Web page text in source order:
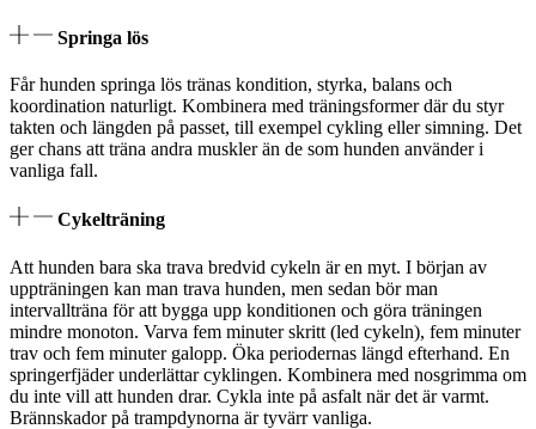
Springa lös
Får hunden springa lös tränas kondition, styrka, balans och
koordination naturligt. Kombinera med träningsformer där du styr
takten och längden på passet, till exempel cykling eller simning. Det
ger chans att träna andra muskler än de som hunden använder i
vanliga fall.
Cykelträning
Att hunden bara ska trava bredvid cykeln är en myt. I början av
uppträningen kan man trava hunden, men sedan bör man
intervallträna för att bygga upp konditionen och göra träningen
mindre monoton. Varva fem minuter skritt (led cykeln), fem minuter
trav och fem minuter galopp. Öka periodernas längd efterhand. En
springerfjäder underlättar cyklingen. Kombinera med nosgrimma om
du inte vill att hunden drar. Cykla inte på asfalt när det är varmt.
Brännskador på trampdynorna är tyvärr vanliga.